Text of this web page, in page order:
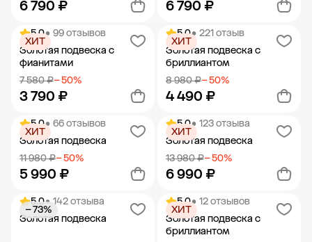
6 790 ₽
Добавить в корзину
6 790 ₽
Добавить в корзину
5.0• 99 отзывов
Золотая подвеска с
фианитами
7 580 ₽− 50%
3 790 ₽
ХИТ
Добавить в корзину
5.0• 221 отзыв
Золотая подвеска с
бриллиантом
8 980 ₽− 50%
4 490 ₽
ХИТ
Добавить в корзину
5.0• 66 отзывов
Золотая подвеска
11 980 ₽− 50%
5 990 ₽
ХИТ
Добавить в корзину
5.0• 123 отзыва
Золотая подвеска
13 980 ₽− 50%
6 990 ₽
ХИТ
Добавить в корзину
5.0• 142 отзыва
Золотая подвеска
− 73%
5.0• 12 отзывов
Золотая подвеска с
бриллиантом
ХИТ